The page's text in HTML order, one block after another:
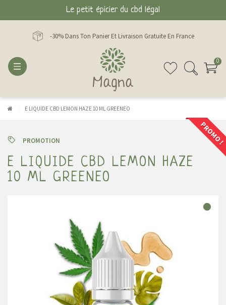
Le petit épicier du cbd légal
-30% Dans Ton Panier Et Livraison Gratuite En France
0
E LIQUIDE CBD LEMON HAZE 10 ML GREENEO
PROMO !
PROMOTION
E LIQUIDE CBD LEMON HAZE
10 ML GREENEO